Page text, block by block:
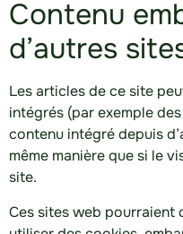
Contenu
d’autres
Les articles de ce site
intégrés (par exemple
contenu intégré depuis
même manière que si le
site.
Ces sites web pourraient